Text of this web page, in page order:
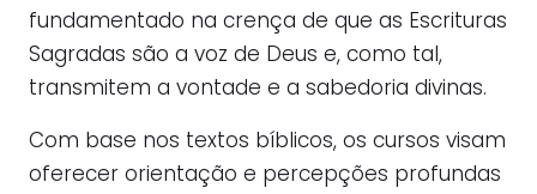
fundamentado na crença de que as Escrituras
Sagradas são a voz de Deus e, como tal,
transmitem a vontade e a sabedoria divinas.
Com base nos textos bíblicos, os cursos visam
oferecer orientação e percepções profundas